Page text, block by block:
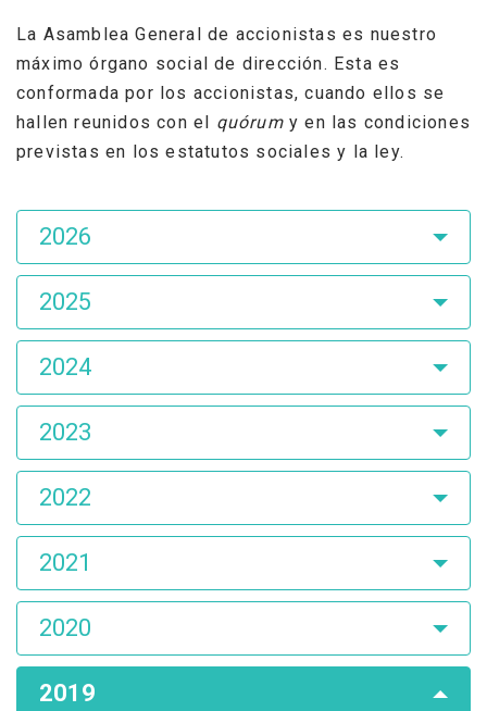
la
navegación
La Asamblea General de accionistas es nuestro
máximo órgano social de dirección. Esta es
conformada por los accionistas, cuando ellos se
hallen reunidos con el quórum y en las condiciones
previstas en los estatutos sociales y la ley.
Asamblea
de
Accionistas
2026
2025
2024
2023
2022
2021
2020
2019